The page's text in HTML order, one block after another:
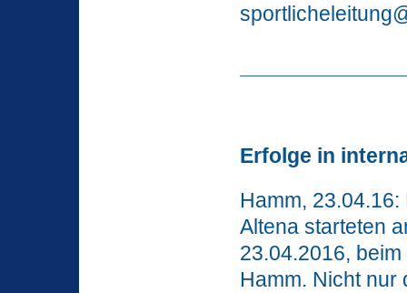
Erfolge in
Hamm,
Altena starteten
23.04.2016,
Hamm. Nicht nur